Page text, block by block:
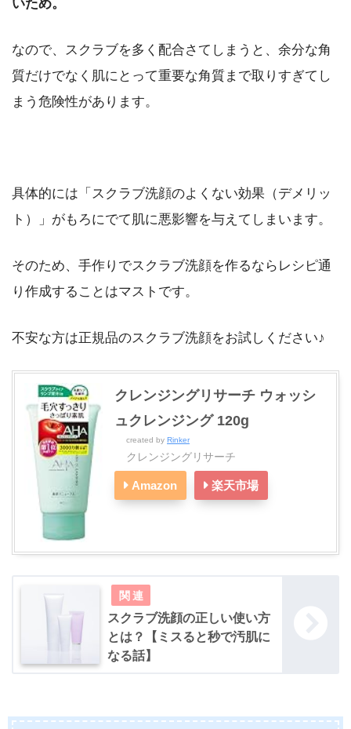
いため。
なので、スクラブを多く配合さてしまうと、余分な角
質だけでなく肌にとって重要な角質まで取りすぎてし
まう危険性があります。
具体的には「スクラブ洗顔のよくない効果（デメリッ
ト）」がもろにでて肌に悪影響を与えてしまいます。
そのため、手作りでスクラブ洗顔を作るならレシピ通
り作成することはマストです。
不安な方は正規品のスクラブ洗顔をお試しください♪
クレンジングリサーチ ウォッシ
ュクレンジング 120g
created by Rinker
クレンジングリサーチ
Amazon 楽天市場
スクラブ洗顔の正しい使い方
とは？【ミスると秒で汚肌に
なる話】